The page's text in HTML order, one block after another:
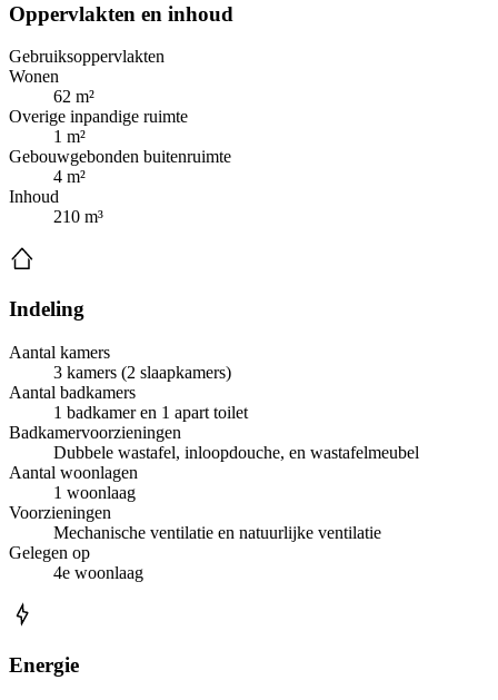
Oppervlakten en inhoud
Gebruiksoppervlakten
Wonen
62 m²
Overige inpandige ruimte
1 m²
Gebouwgebonden buitenruimte
4 m²
Inhoud
210 m³
Indeling
Aantal kamers
3 kamers (2 slaapkamers)
Aantal badkamers
1 badkamer en 1 apart toilet
Badkamervoorzieningen
Dubbele wastafel, inloopdouche, en wastafelmeubel
Aantal woonlagen
1 woonlaag
Voorzieningen
Mechanische ventilatie en natuurlijke ventilatie
Gelegen op
4e woonlaag
Energie